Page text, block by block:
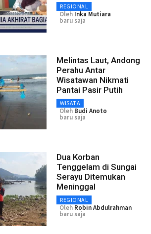
REGIONAL
Oleh Inka Mutiara
baru saja
Melintas Laut, Andong
Perahu Antar
Wisatawan Nikmati
Pantai Pasir Putih
WISATA
Oleh Budi Anoto
baru saja
Dua Korban
Tenggelam di Sungai
Serayu Ditemukan
Meninggal
REGIONAL
Oleh Robin Abdulrahman
baru saja